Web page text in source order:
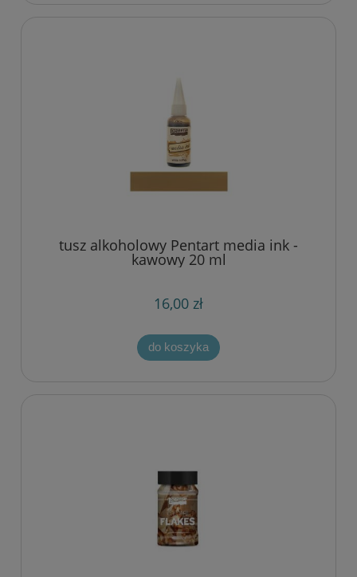
tusz alkoholowy Pentart media ink -
kawowy 20 ml
16,00 zł
do koszyka